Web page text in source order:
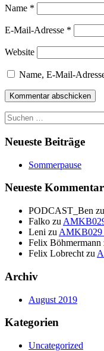
Name *
E-Mail-Adresse *
Website
Name, E-Mail-
Suchen
nach:
Neueste Beiträge
Sommerpause
Neueste
PODCAST_Ben zu
Falko zu
Leni zu AMKB029
Felix Böhmermann
Felix Lobrecht zu
Archiv
August 2019
Kategorien
Uncategorized